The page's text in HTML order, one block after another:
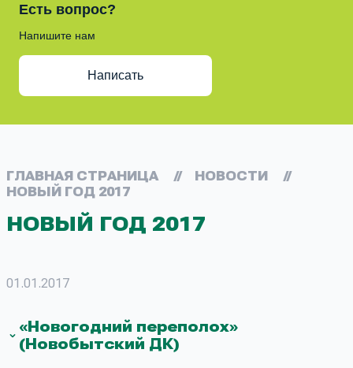
Есть вопрос?
Напишите нам
Написать
ГЛАВНАЯ СТРАНИЦА // НОВОСТИ
//
НОВЫЙ ГОД 2017
НОВЫЙ ГОД 2017
01.01.2017
«Новогодний переполох»
(Новобытский ДК)